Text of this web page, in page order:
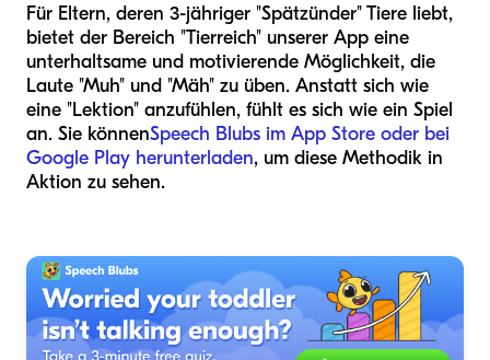
Für Eltern, deren 3-jähriger "Spätzünder" Tiere liebt,
bietet der Bereich "Tierreich" unserer App eine
unterhaltsame und motivierende Möglichkeit, die
Laute "Muh" und "Mäh" zu üben. Anstatt sich wie
eine "Lektion" anzufühlen, fühlt es sich wie ein Spiel
an. Sie könnenSpeech Blubs im App Store oder bei
Google Play herunterladen, um diese Methodik in
Aktion zu sehen.